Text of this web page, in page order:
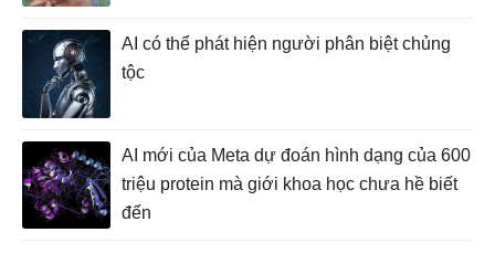
AI có thể phát hiện người phân biệt chủng
tộc
AI mới của Meta dự đoán hình dạng của 600
triệu protein mà giới khoa học chưa hề biết
đến